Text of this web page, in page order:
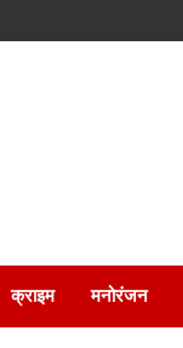
क्राइम मनोरंजन